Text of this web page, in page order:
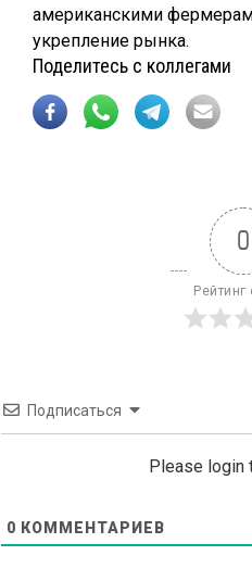
американскими
укрепление рынка.
Поделитесь с коллегами
0
Рейтинг
Подписаться
Please login
0 КОММЕНТАРИЕВ